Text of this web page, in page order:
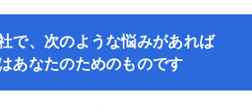
で、次のような悩みがあれば
あなたのためのものです